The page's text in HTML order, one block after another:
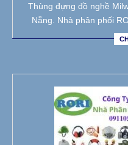
Thùng đựng đồ nghề
Nẵng. Nhà phân phối